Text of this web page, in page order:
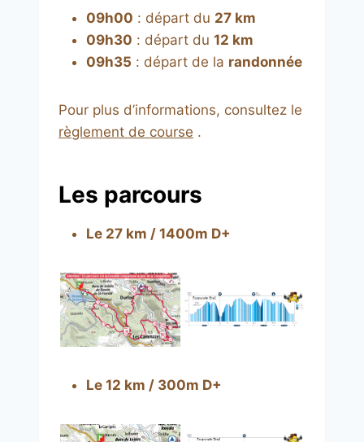
09h00 : départ du 27 km
09h30 : départ du 12 km
09h35 : départ de la randonnée
Pour plus d’informations, consultez le
règlement de course .
Les parcours
Le 27 km / 1400m D+
Le 12 km / 300m D+